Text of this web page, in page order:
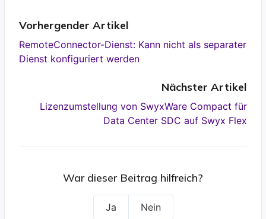
Vorhergender Artikel
RemoteConnector-Dienst: Kann nicht als separater
Dienst konfiguriert werden
Nächster Artikel
Lizenzumstellung von SwyxWare Compact für
Data Center SDC auf Swyx Flex
War dieser Beitrag hilfreich?
Ja Nein